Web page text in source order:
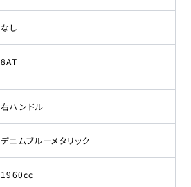
なし
8AT
右ハンドル
デニムブルーメタリック
1960cc